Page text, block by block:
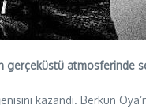
gerçeküstü
kazandı. Berkun